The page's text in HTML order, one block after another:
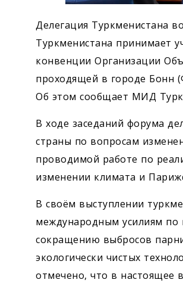
Делегация Туркменистана
Туркменистана принимает
конвенции Организации
проходящей в городе Бонн
Об этом сообщает МИД
В ходе заседаний форума
страны по вопросам
проводимой работе по
изменении климата и
В своём выступлении
международным усилиям
сокращению выбросов
экологически чистых
отмечено, что в настоящее